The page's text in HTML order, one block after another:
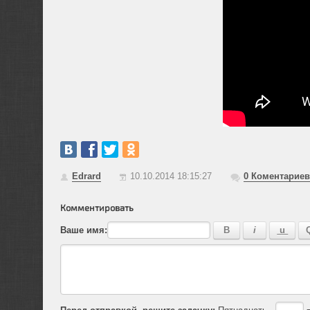
Edrard 10.10.2014 18:15:27 0Коментариев
Комментировать
Ваше имя: